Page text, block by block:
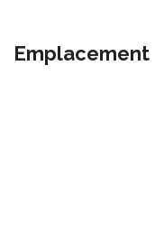
Emplacement